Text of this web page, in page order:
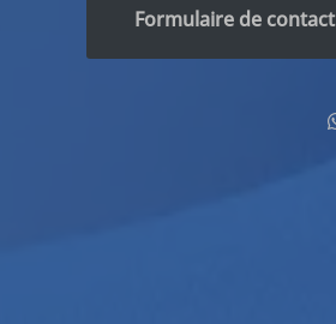
Formulaire de contact